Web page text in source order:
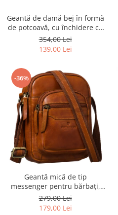
Geantă de damă bej în formă
de potcoavă, cu închidere cu
clip magnetic - Peterson PTR-
PTN PIWONIA BEIGE
354,00 Lei
139,00 Lei
-36%
Geantă mică de tip
messenger pentru bărbați,
geantă de umăr, geantă de
oraș maro din piele naturală -
279,00 Lei
179,00 Lei